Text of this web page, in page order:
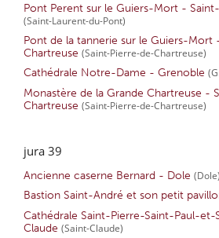
Pont Perent sur le Guiers-Mort -
(Saint-Laurent-du-Pont)
Pont de la tannerie sur le Guiers-
Chartreuse (Saint-Pierre-de-Chartreuse)
Cathédrale Notre-Dame - Grenoble
Monastère de la Grande Chartreuse -
Chartreuse (Saint-Pierre-de-Chartreuse)
jura 39
Ancienne caserne Bernard - Dole (Dole)
Bastion Saint-André et son petit
Cathédrale Saint-Pierre-Saint-Paul-
Claude (Saint-Claude)